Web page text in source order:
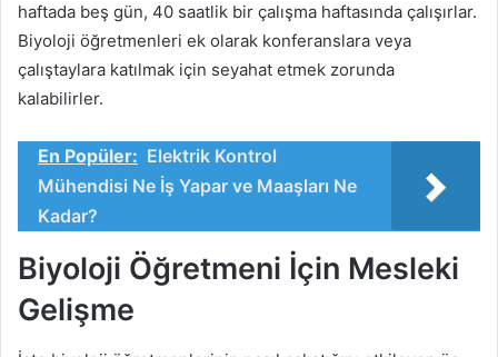
haftada beş gün, 40 saatlik bir çalışma haftasında çalışırlar.
Biyoloji öğretmenleri ek olarak konferanslara veya
çalıştaylara katılmak için seyahat etmek zorunda
kalabilirler.
En Popüler: Elektrik Kontrol
Mühendisi Ne İş Yapar ve Maaşları Ne
Kadar?
Biyoloji Öğretmeni İçin Mesleki
Gelişme